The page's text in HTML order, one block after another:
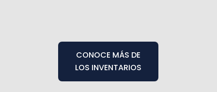
CONOCE MÁS DE
LOS INVENTARIOS